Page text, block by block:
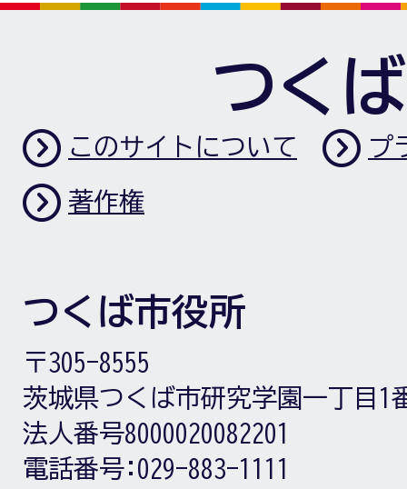
つく
このサイトについて プ
著作権
つくば市役所
〒305-8555
茨城県つくば市研究学園一丁目1
法人番号8000020082201
電話番号: 029-883-1111